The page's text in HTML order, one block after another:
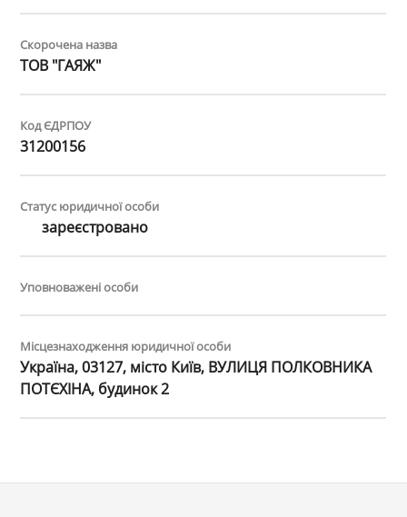
Скорочена назва
ТОВ "ГАЯЖ"
Код ЄДРПОУ
31200156
Статус юридичної особи
зареєстровано
Уповноважені особи
Місцезнаходження юридичної особи
Україна, 03127, місто Київ, ВУЛИЦЯ ПОЛКОВНИКА
ПОТЄХІНА, будинок 2